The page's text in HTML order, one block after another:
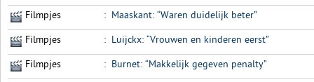
Filmpjes : Maaskant: “Waren duidelijk beter”
Filmpjes : Luijckx: “Vrouwen en kinderen eerst”
Filmpjes : Burnet: “Makkelijk gegeven penalty”